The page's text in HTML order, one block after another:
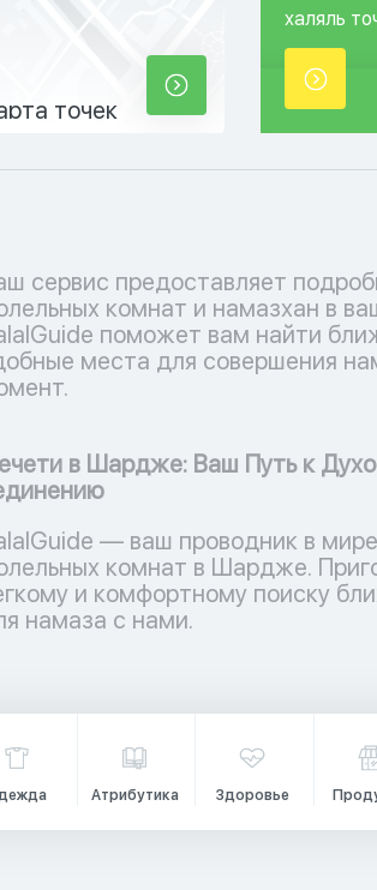
точек
халяль
сервис предоставляет
комнат и намазхан в
поможет вам найти
места для совершения
в Шардже: Ваш Путь к
— ваш проводник в
комнат в Шардже.
и комфортному поиску
намаза с нами.
Атрибутика Здоровье